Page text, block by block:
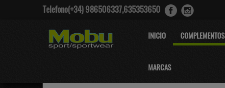
Telefono(+34) 986506337,635353650
INICIO COMPLEMENTOS
MARCAS